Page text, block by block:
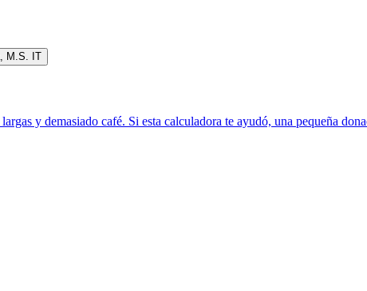
, M.S. IT
y demasiado café. Si esta calculadora te ayudó, una pequeña